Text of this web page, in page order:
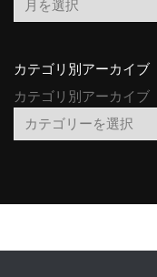
カテゴリ別アーカイブ
カテゴリ別アーカイブ